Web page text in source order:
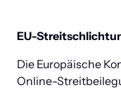
EU-
Die Europäische
Online-